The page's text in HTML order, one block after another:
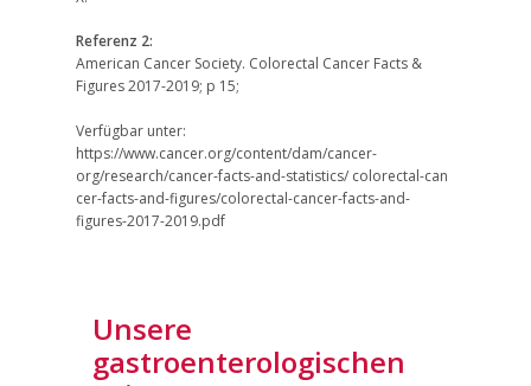
Referenz 2:
American Cancer Society. Colorectal Cancer Facts &
Figures 2017-2019; p 15;
Verfügbar unter:
https://www.cancer.org/content/dam/cancer-
org/research/cancer-facts-and-statistics/ colorectal-can​
cer-facts-and-figures/colorectal-cancer-facts-and-
figures-2017-2019.pdf
Unsere
gastroenterologischen